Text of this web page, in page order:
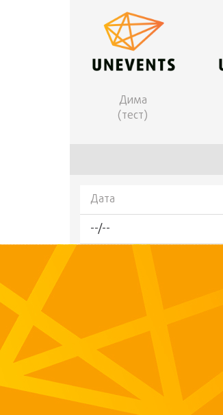
Дима
(тест)
Дата
--/--